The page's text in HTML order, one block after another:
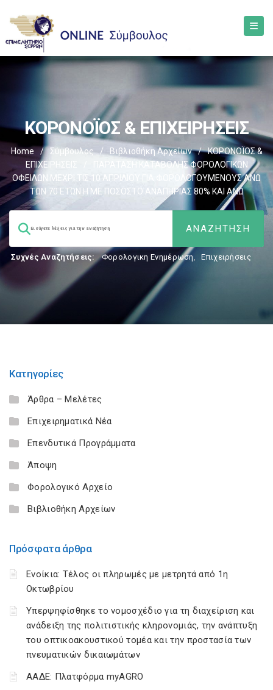
ΚΟΡΟΝΟΪΟΣ & ΕΠΙΧΕΙΡΗΣΕΙΣ
Home / Σύμβουλος / Βιβλιοθήκη Αρχείων /
ΚΟΡΟΝΟΪΟΣ &
ΕΠΙΧΕΙΡΗΣΕΙΣ
ΠΑΡΑΤΑΣΗ ΚΑΤΑΒΟΛΗΣ ΦΟΡΟΛΟΓΙΚΩΝ
ΟΦΕΙΛΩΝ ΜΕΧΡΙ ΤΙΣ 10 ΑΠΡΙΛΙΟΥ ΓΙΑ ΦΟΡΟΛΟΓΟΥΜΕΝΟΥΣ ΑΝΩ
ΤΩΝ 70 ΕΤΩΝ Η ΜΕ ΠΟΣΟΣΤΟ ΑΝΑΠΗΡΙΑΣ 80% ΚΑΙ ΑΝΩ
Συχνές Αναζητήσεις: Φορολογικη Ενημέρωση, Επιχειρήσεις
Κατηγορίες
Άρθρα – Μελέτες
Επιχειρηματικά Νέα
Επενδυτικά Προγράμματα
Άποψη
Φορολογικό Αρχείο
Βιβλιοθήκη Αρχείων
Πρόσφατα άρθρα
Ενοίκια: Τέλος οι πληρωμές με μετρητά από 1η
Οκτωβρίου
Υπερψηφίσθηκε το νομοσχέδιο για τη διαχείριση και
ανάδειξη της πολιτιστικής κληρονομιάς, την ανάπτυξη
του οπτικοακουστικού τομέα και την προστασία των
πνευματικών δικαιωμάτων
ΑΑΔΕ: Πλατφόρμα myAGRO